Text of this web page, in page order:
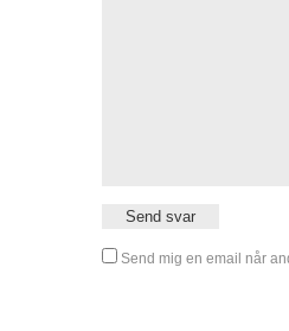
Send mig en email når